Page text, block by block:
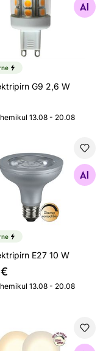
Otsi sarnaseid
G9 2,6 W
13.08 - 20.08
1,5 WE27 10 W
Otsi sarnaseid
E27 10 W
€
13.08 - 20.08
E27 4 W